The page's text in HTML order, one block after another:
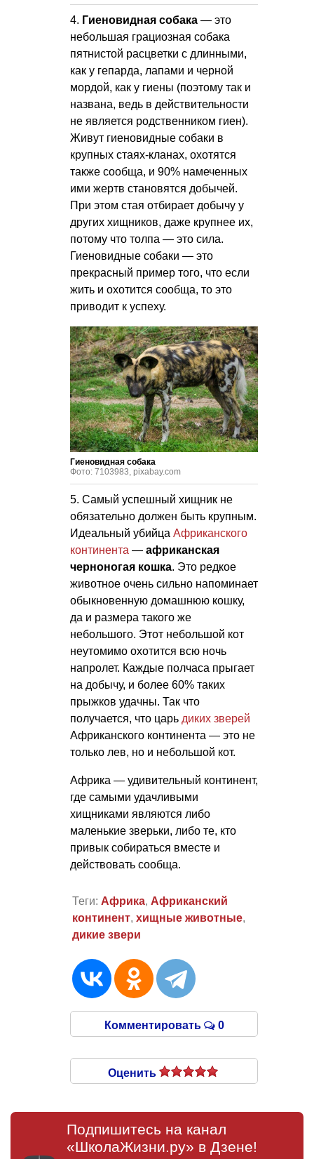
4. Гиеновидная собака — это
небольшая грациозная собака
пятнистой расцветки с длинными,
как у гепарда, лапами и черной
мордой, как у гиены (поэтому так и
названа, ведь в действительности
не является родственником гиен).
Живут гиеновидные собаки в
крупных стаях-кланах, охотятся
также сообща, и 90% намеченных
ими жертв становятся добычей.
При этом стая отбирает добычу у
других хищников, даже крупнее их,
потому что толпа — это сила.
Гиеновидные собаки — это
прекрасный пример того, что если
жить и охотится сообща, то это
приводит к успеху.
Гиеновидная собака
Фото: 7103983, pixabay.com
5. Самый успешный хищник не
обязательно должен быть крупным.
Идеальный убийца Африканского
континента — африканская
черноногая кошка. Это редкое
животное очень сильно напоминает
обыкновенную домашнюю кошку,
да и размера такого же
небольшого. Этот небольшой кот
неутомимо охотится всю ночь
напролет. Каждые полчаса прыгает
на добычу, и более 60% таких
прыжков удачны. Так что
получается, что царь диких зверей
Африканского континента — это не
только лев, но и небольшой кот.
Африка — удивительный континент,
где самыми удачливыми
хищниками являются либо
маленькие зверьки, либо те, кто
привык собираться вместе и
действовать сообща.
Теги: Африка, Африканский
континент, хищные животные,
дикие звери
Комментировать 0
Оценить
Подпишитесь на канал
«ШколаЖизни.ру» в Дзене!